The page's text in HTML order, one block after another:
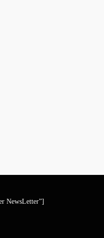
NewsLetter”]